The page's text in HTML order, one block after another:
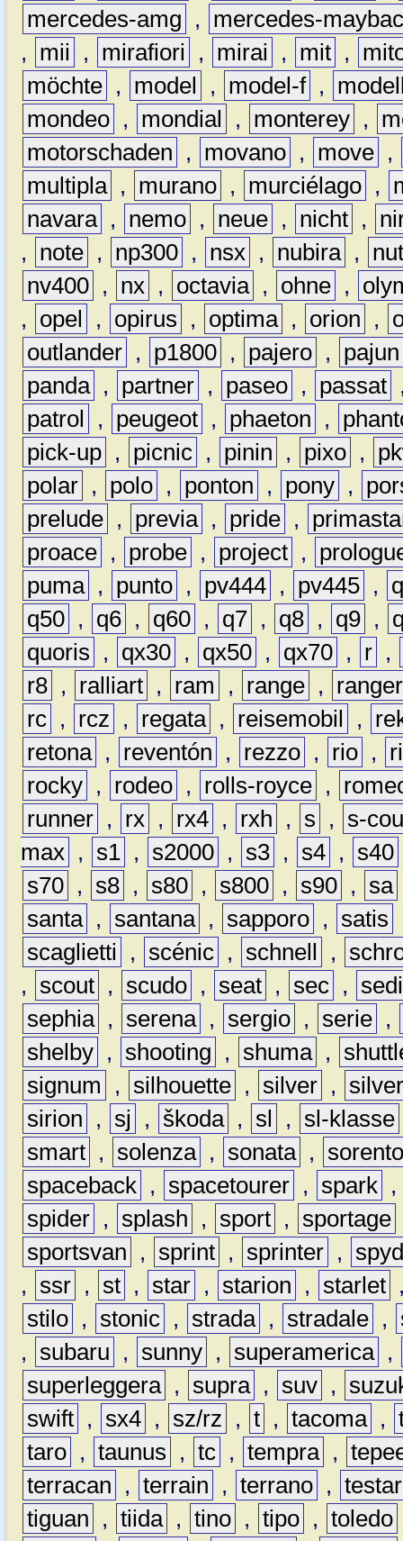
mercedes-amg
,
mercedes-
,
mii , mirafiori , mirai , mit ,
möchte , model , model-f ,
mondeo , mondial , monterey ,
motorschaden
, movano , move ,
multipla , murano , murciélago ,
navara , nemo , neue , nicht ,
,
note , np300 , nsx , nubira ,
nv400 , nx , octavia , ohne ,
,
opel , opirus , optima , orion ,
outlander , p1800 , pajero ,
pajun
panda , partner , paseo , passat
patrol
, peugeot , phaeton ,
pick-up , picnic , pinin , pixo ,
polar , polo , ponton , pony ,
prelude , previa , pride ,
proace , probe , project ,
puma , punto , pv444 , pv445 ,
q50 , q6 , q60 , q7 , q8 , q9 ,
quoris
, qx30 , qx50 , qx70 , r ,
r8 , ralliart , ram , range ,
ranger
rc , rcz , regata , reisemobil ,
retona , reventón , rezzo , rio ,
rocky , rodeo , rolls-royce ,
runner , rx , rx4 , rxh , s ,
s-
max , s1 , s2000 , s3 , s4 , s40
s70 , s8 , s80 , s800 , s90 , sa
santa , santana , sapporo , satis
scaglietti
, scénic , schnell ,
,
scout , scudo , seat , sec ,
sephia , serena , sergio , serie ,
shelby , shooting , shuma ,
signum
, silhouette , silver ,
sirion
, sj , škoda , sl , sl-klasse
smart , solenza , sonata ,
spaceback , spacetourer , spark ,
spider , splash , sport , sportage
sportsvan
, sprint , sprinter ,
,
ssr , st , star , starion , starlet
stilo , stonic , strada , stradale ,
,
subaru , sunny , superamerica ,
superleggera , supra , suv ,
swift , sx4 , sz/rz , t , tacoma ,
taro , taunus , tc , tempra ,
terracan
, terrain , terrano ,
tiguan
, tiida , tino , tipo , toledo